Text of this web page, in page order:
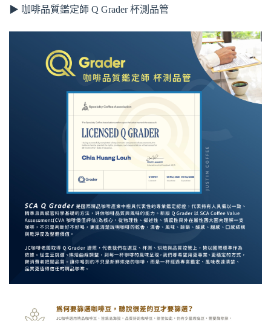
▶ 咖啡品質鑑定師 Q Grader 杯測品管